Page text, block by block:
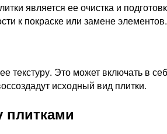
является ее очистка и
к покраске или замене элементов.
текстуру. Это может включать в
исходный вид плитки.